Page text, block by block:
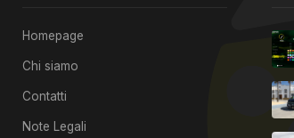
Homepage
Chi siamo
Contatti
Note Legali